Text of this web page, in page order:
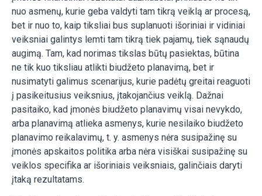
nuo asmenų, kurie geba valdyti tam tikrą veiklą ar procesą,
bet ir nuo to, kaip tiksliai bus suplanuoti išoriniai ir vidiniai
veiksniai galintys lemti tam tikrą tiek pajamų, tiek sąnaudų
augimą. Tam, kad norimas tikslas būtų pasiektas, būtina
ne tik kuo tiksliau atlikti biudžeto planavimą, bet ir
nusimatyti galimus scenarijus, kurie padėtų greitai reaguoti
į pasikeitusius veiksnius, įtakojančius veiklą. Dažnai
pasitaiko, kad įmonės biudžeto planavimų visai nevykdo,
arba planavimą atlieka asmenys, kurie nesilaiko biudžeto
planavimo reikalavimų, t. y. asmenys nėra susipažinę su
įmonės apskaitos politika arba nėra visiškai susipažinę su
veiklos specifika ar išoriniais veiksniais, galinčiais daryti
įtaką rezultatams.